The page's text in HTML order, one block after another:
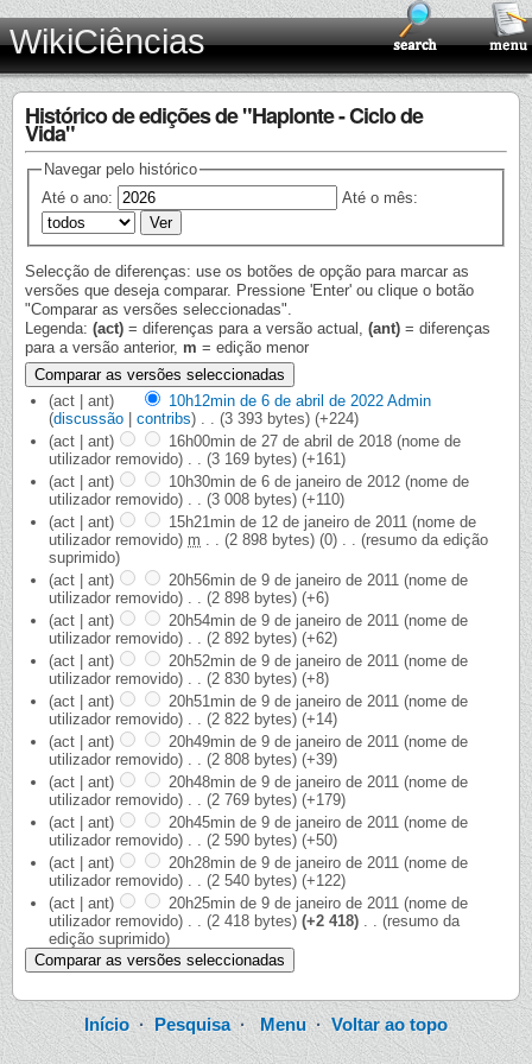
WikiCiências
Histórico de edições de "Haplonte - Ciclo de
Vida"
Navegar pelo histórico
Até o ano:
Até o mês:
Selecção de diferenças: use os botões de opção para marcar as
versões que deseja comparar. Pressione 'Enter' ou clique o botão
"Comparar as versões seleccionadas".
Legenda: (act) = diferenças para a versão actual, (ant) = diferenças
para a versão anterior, m = edição menor
(act | ant) 10h12min de 6 de abril de 2022 Admin
(discussão | contribs) (3 393 bytes) (+224)
(act | ant)
16h00min de 27 de abril de 2018 (nome de
utilizador removido)
(3 169 bytes) (+161)
(act | ant)
10h30min de 6 de janeiro de 2012 (nome de
utilizador removido)
(3 008 bytes) (+110)
(act | ant)
15h21min de 12 de janeiro de 2011 (nome de
utilizador removido) m (2 898 bytes) (0)
(resumo da edição
suprimido)
(act | ant)
20h56min de 9 de janeiro de 2011 (nome de
utilizador removido)
(2 898 bytes) (+6)
(act | ant)
20h54min de 9 de janeiro de 2011 (nome de
utilizador removido)
(2 892 bytes) (+62)
(act | ant)
20h52min de 9 de janeiro de 2011 (nome de
utilizador removido)
(2 830 bytes) (+8)
(act | ant)
20h51min de 9 de janeiro de 2011 (nome de
utilizador removido)
(2 822 bytes) (+14)
(act | ant)
20h49min de 9 de janeiro de 2011 (nome de
utilizador removido)
(2 808 bytes) (+39)
(act | ant)
20h48min de 9 de janeiro de 2011 (nome de
utilizador removido)
(2 769 bytes) (+179)
(act | ant)
20h45min de 9 de janeiro de 2011 (nome de
utilizador removido)
(2 590 bytes) (+50)
(act | ant)
20h28min de 9 de janeiro de 2011 (nome de
utilizador removido)
(2 540 bytes) (+122)
(act | ant)
20h25min de 9 de janeiro de 2011 (nome de
utilizador removido)
(2 418 bytes) (+2 418)
(resumo da
edição suprimido)
Início·Pesquisa·Menu·Voltar ao topo